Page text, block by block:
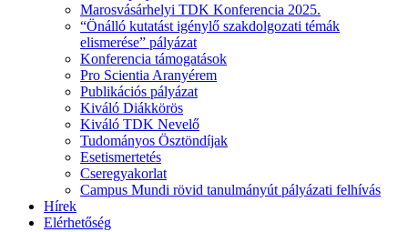
Marosvásárhelyi TDK Konferencia 2025.
“Önálló kutatást igénylő szakdolgozati témák
elismerése” pályázat
Konferencia támogatások
Pro Scientia Aranyérem
Publikációs pályázat
Kiváló Diákkörös
Kiváló TDK Nevelő
Tudományos Ösztöndíjak
Esetismertetés
Cseregyakorlat
Campus Mundi rövid tanulmányút pályázati felhívás
Hírek
Elérhetőség